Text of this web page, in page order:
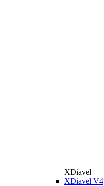
XDiavel
XDiavel V4